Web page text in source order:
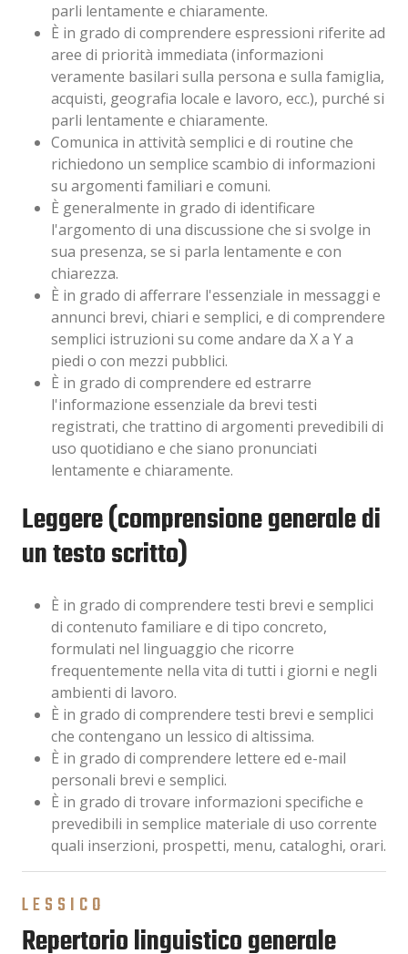
parli lentamente e chiaramente.
È in grado di comprendere espressioni riferite ad
aree di priorità immediata (informazioni
veramente basilari sulla persona e sulla famiglia,
acquisti, geografia locale e lavoro, ecc.), purché si
parli lentamente e chiaramente.
Comunica in attività semplici e di routine che
richiedono un semplice scambio di informazioni
su argomenti familiari e comuni.
È generalmente in grado di identificare
l'argomento di una discussione che si svolge in
sua presenza, se si parla lentamente e con
chiarezza.
È in grado di afferrare l'essenziale in messaggi e
annunci brevi, chiari e semplici, e di comprendere
semplici istruzioni su come andare da X a Y a
piedi o con mezzi pubblici.
È in grado di comprendere ed estrarre
l'informazione essenziale da brevi testi
registrati, che trattino di argomenti prevedibili di
uso quotidiano e che siano pronunciati
lentamente e chiaramente.
Leggere (comprensione generale di
un testo scritto)
È in grado di comprendere testi brevi e semplici
di contenuto familiare e di tipo concreto,
formulati nel linguaggio che ricorre
frequentemente nella vita di tutti i giorni e negli
ambienti di lavoro.
È in grado di comprendere testi brevi e semplici
che contengano un lessico di altissima.
È in grado di comprendere lettere ed e-mail
personali brevi e semplici.
È in grado di trovare informazioni specifiche e
prevedibili in semplice materiale di uso corrente
quali inserzioni, prospetti, menu, cataloghi, orari.
LESSICO
Repertorio linguistico generale